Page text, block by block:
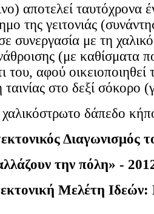
αποτελεί ταυτόχρονα
της γειτονιάς
συνεργασία με τη
(με καθίσματα
του, αφού
στο δεξί σόκορο
χαλικόστρωτο δάπεδο
την πόλη» -
Μελέτη Ιδεών: